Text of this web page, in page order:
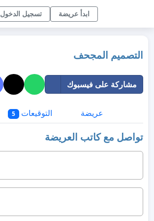
تسجيل الدخول ابدأ عريضة
التصميم المجحف
مشاركة على فيسبوك
عريضة التوقيعات 5
تواصل مع كاتب العريضة